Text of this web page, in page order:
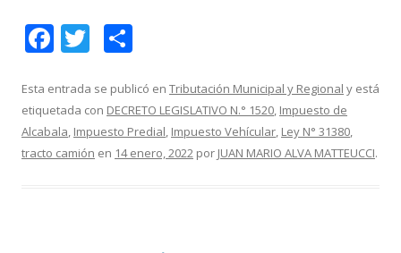
F
e
b
o
T
itt
er
m
p
ar
Esta entrada se publicó en Tributación Municipal y Regional y está
etiquetada con DECRETO LEGISLATIVO N.° 1520, Impuesto de
Alcabala, Impuesto Predial, Impuesto Vehícular, Ley N° 31380,
tracto camión en 14 enero, 2022 por JUAN MARIO ALVA MATTEUCCI.